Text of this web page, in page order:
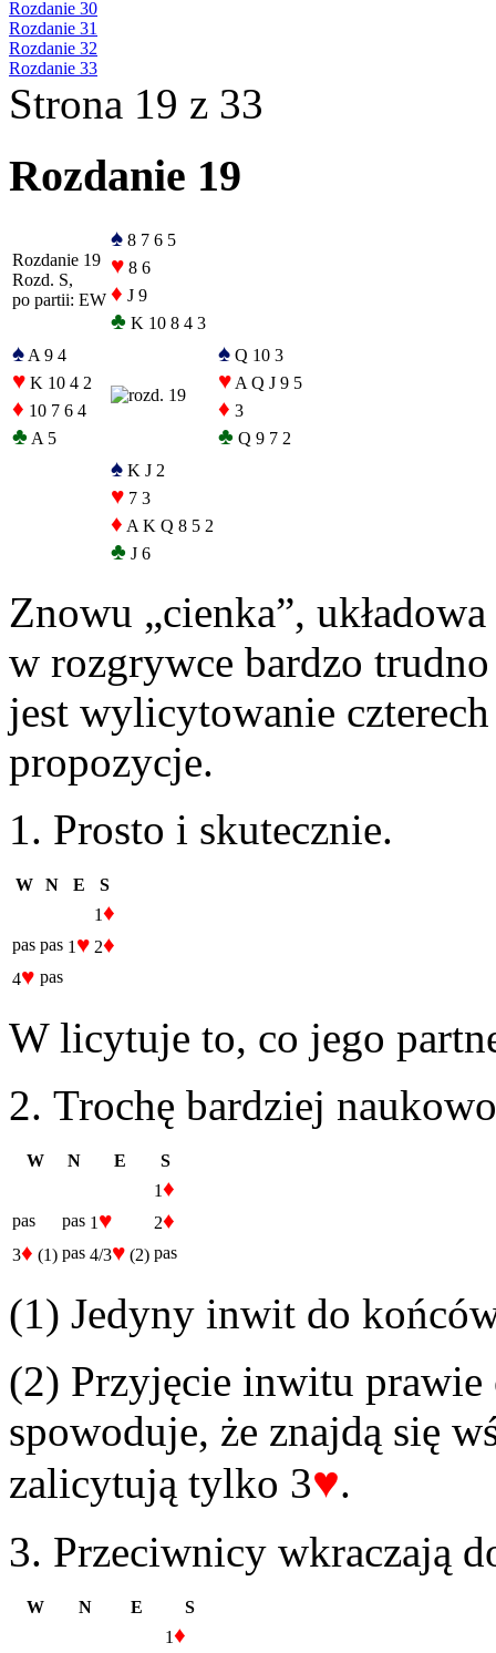
Rozdanie 30
Rozdanie 31
Rozdanie 32
Rozdanie 33
Strona 19 z 33
Rozdanie 19
Rozdanie 19
Rozd. S,
po partii: EW
♠ 8 7 6 5
♥ 8 6
♦ J 9
♣ K 10 8 4 3
♠ A 9 4
♥ K 10 4 2
♦ 10 7 6 4
♣ A 5
♠ Q 10 3
♥ A Q J 9 5
♦ 3
♣ Q 9 7 2
♠ K J 2
♥ 7 3
♦ A K Q 8 5 2
♣ J 6
Znowu „cienka”,
w rozgrywce bardzo
jest wylicytowanie
propozycje.
1. Prosto i skutecznie.
W N E
S
1♦
pas pas 1 ♥ 2♦
4♥ pas
W licytuje to, co jego
2. Trochę bardziej
W N E
S
1♦
pas pas 1 ♥ 2♦
3♦ (1) pas 4/3♥ (2) pas
(1) Jedyny inwit do
(2) Przyjęcie inwitu
spowoduje, że znajdą się
zalicytują tylko 3♥.
3. Przeciwnicy wkraczają
W N E
S
1♦